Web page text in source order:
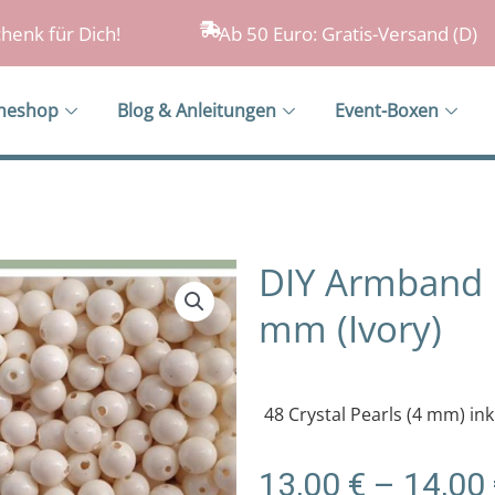
für Dich! Ab 50 Euro: Gratis-Versand (D)
Blog & Anleitungen Event-Boxen
DIY
mm (Ivory)
48 Crystal Pearls (4 mm)
13,00 € – 14,00